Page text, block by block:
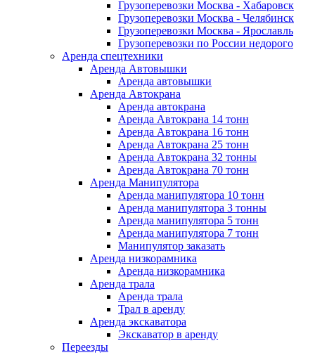
Грузоперевозки Москва - Хабаровск
Грузоперевозки Москва - Челябинск
Грузоперевозки Москва - Ярославль
Грузоперевозки по России недорого
Аренда спецтехники
Аренда Автовышки
Аренда автовышки
Аренда Автокрана
Аренда автокрана
Аренда Автокрана 14 тонн
Аренда Автокрана 16 тонн
Аренда Автокрана 25 тонн
Аренда Автокрана 32 тонны
Аренда Автокрана 70 тонн
Аренда Манипулятора
Аренда манипулятора 10 тонн
Аренда манипулятора 3 тонны
Аренда манипулятора 5 тонн
Аренда манипулятора 7 тонн
Манипулятор заказать
Аренда низкорамника
Аренда низкорамника
Аренда трала
Аренда трала
Трал в аренду
Аренда экскаватора
Экскаватор в аренду
Переезды